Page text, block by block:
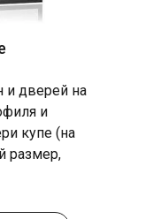
и дверей на
и
купе (на
размер,